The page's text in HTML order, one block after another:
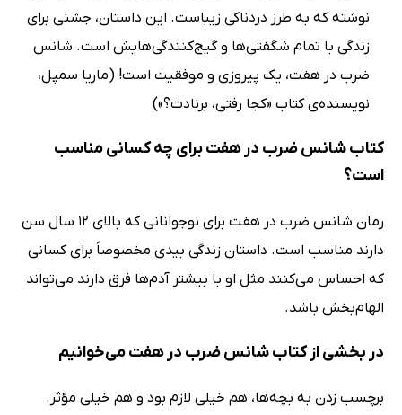
نوشته که به طرز دردناکی زیباست. این داستان، جشنی برای
زندگی با تمام شگفتی‌ها و گیج‌کنندگی‌هایش است. شانس
ضرب در هفت، یک پیروزی و موفقیت است! (ماریا سمپل،
نویسنده‌ی کتاب «کجا رفتی، برنادت؟»)
کتاب شانس ضرب در هفت برای چه کسانی مناسب
است؟
رمان شانس ضرب در هفت برای نوجوانانی که بالای 12 سال سن
دارند مناسب است. داستان زندگی بیدی مخصوصاً برای کسانی
که احساس می‌کنند مثل او با بیشتر آدم‌ها فرق دارند می‌تواند
الهام‌بخش باشد.
در بخشی از کتاب شانس ضرب در هفت می‌خوانیم
برچسب زدن به بچه‌ها، هم خیلی لازم بود و هم خیلی مؤثر.